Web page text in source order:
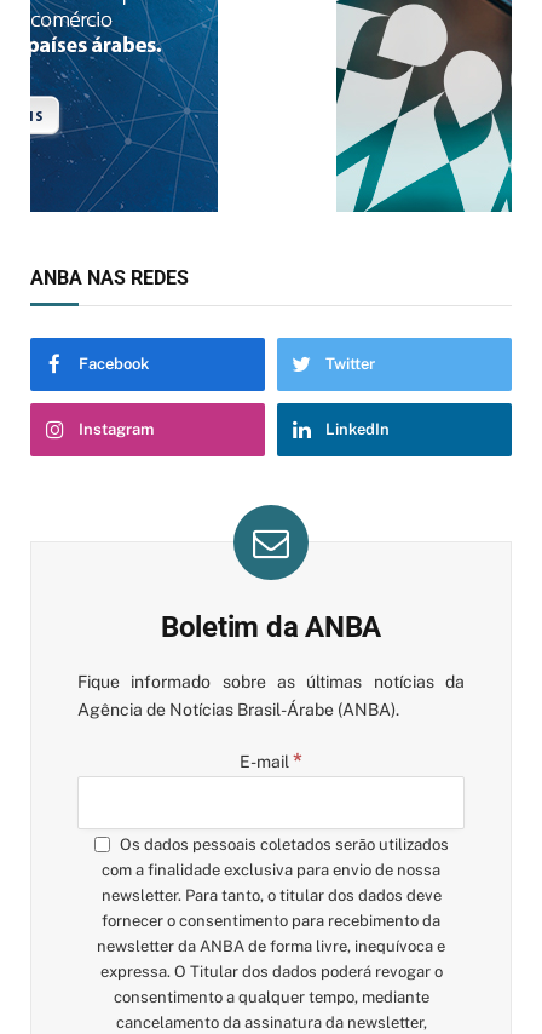
ANBA NAS REDES
Facebook Twitter
Instagram LinkedIn
Boletim da ANBA
Fique informado sobre as últimas notícias da
Agência de Notícias Brasil-Árabe (ANBA).
E-mail*
Os dados pessoais coletados serão utilizados
com a finalidade exclusiva para envio de nossa
newsletter. Para tanto, o titular dos dados deve
fornecer o consentimento para recebimento da
newsletter da ANBA de forma livre, inequívoca e
expressa. O Titular dos dados poderá revogar o
consentimento a qualquer tempo, mediante
cancelamento da assinatura da newsletter,